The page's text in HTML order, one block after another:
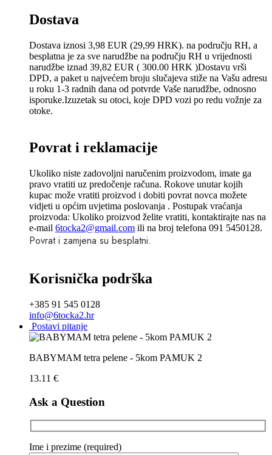
Dostava
Dostava iznosi 3,98 EUR (29,99 HRK). na području RH, a
besplatna je za sve narudžbe na području RH u vrijednosti
narudžbe iznad 39,82 EUR ( 300.00 HRK )Dostavu vrši
DPD, a paket u najvećem broju slučajeva stiže na Vašu adresu
u roku 1-3 radnih dana od potvrde Vaše narudžbe, odnosno
isporuke.Izuzetak su otoci, koje DPD vozi po redu vožnje za
otoke.
Povrat i reklamacije
Ukoliko niste zadovoljni naručenim proizvodom, imate ga
pravo vratiti uz predočenje računa. Rokove unutar kojih
kupac može vratiti proizvod i dobiti povrat novca možete
vidjeti u općim uvjetima poslovanja . Postupak vraćanja
proizvoda: Ukoliko proizvod želite vratiti, kontaktirajte nas na
e-mail 6tocka2@gmail.com ili na broj telefona 091 5450128.
Povrat i zamjena su besplatni.
Korisnička podrška
+385 91 545 0128
info@6tocka2.hr
Postavi pitanje
BABYMAM tetra pelene - 5kom PAMUK 2
13.11 €
Ask a Question
Ime i prezime (required)